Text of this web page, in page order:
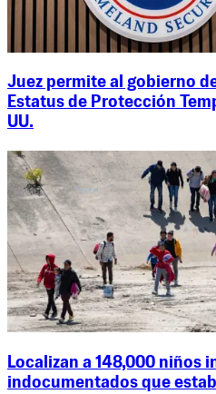
Juez permite al gobierno
Estatus de Protección
UU.
Localizan a 148,000 niños
indocumentados que